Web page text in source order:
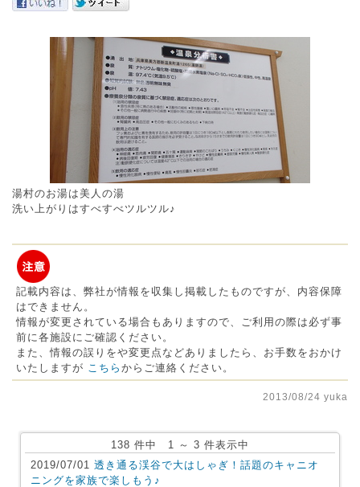
湯村のお湯は美人の湯
洗い上がりはすべすべツルツル♪
記載内容は、弊社が情報を収集し掲載したものですが、内容保障
はできません。
情報が変更されている場合もありますので、ご利用の際は必ず事
前に各施設にご確認ください。
また、情報の誤りをや変更点などありましたら、お手数をおかけ
いたしますが こちら からご連絡ください。
2013/08/24 yuka
138 件中 1 ～ 3 件表示中
2019/07/01 透き通る渓谷で大はしゃぎ！話題のキャニオ
ニングを家族で楽しもう♪